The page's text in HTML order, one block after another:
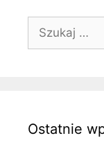
Szukaj:
Ostatnie